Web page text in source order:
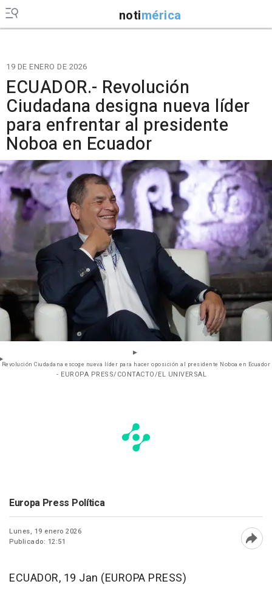
notimérica
19 DE ENERO DE 2026
ECUADOR.- Revolución
Ciudadana designa nueva líder
para enfrentar al presidente
Noboa en Ecuador
Revolución Ciudadana escoge nueva líder para hacer oposición al presidente Noboa en Ecuador
- EUROPA PRESS/CONTACTO/EL UNIVERSAL
Europa Press Política
Lunes, 19 enero 2026
Publicado: 12:51
ECUADOR, 19 Jan (EUROPA PRESS)